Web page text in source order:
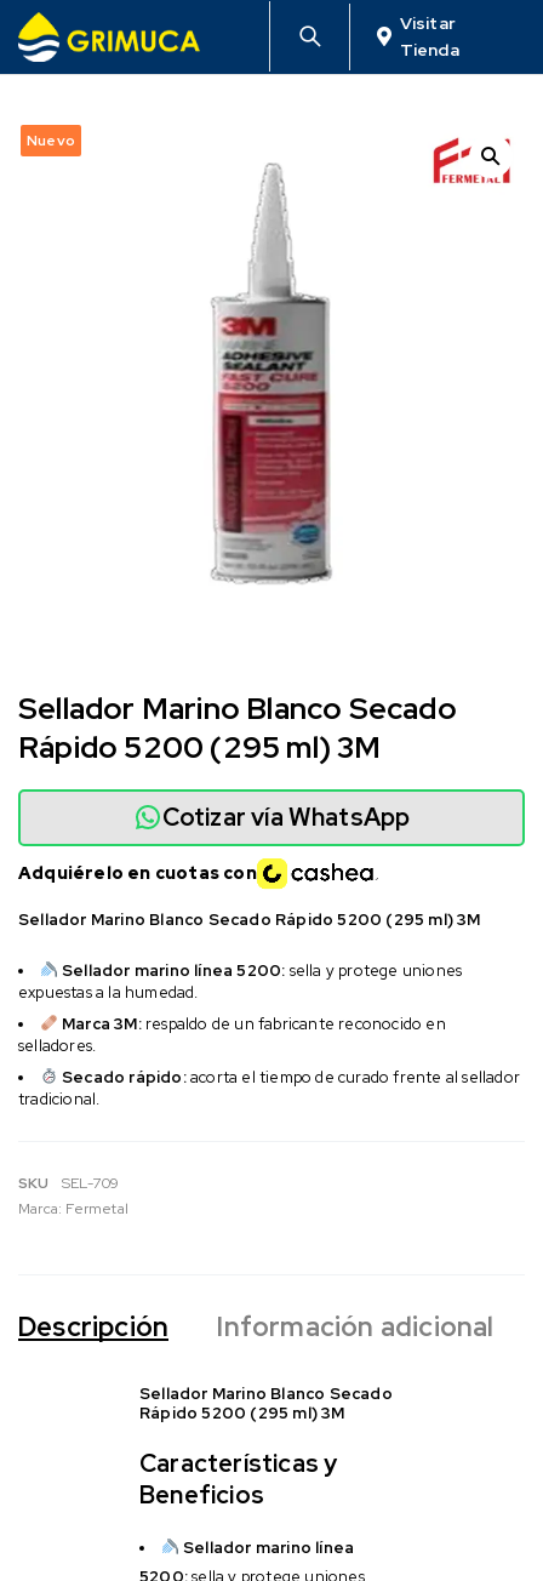
Visitar
Tienda
Nuevo
Sellador Marino Blanco Secado
Rápido 5200 (295 ml) 3M
Sellador Marino Blanco Secado Rápido 5200 (295 ml) 3M
Sellador marino línea 5200: sella y protege uniones
expuestas a la humedad.
Marca 3M:respaldo de un fabricante reconocido en
selladores.
Secado rápido:acorta el tiempo de curado frente al sellador
tradicional.
Cotizar vía WhatsApp
Adquiérelo en cuotas con
SKU
SEL-709
Marca: Fermetal
Descripción Información adicional
Sellador Marino Blanco Secado
Rápido 5200 (295 ml) 3M
Características y
Beneficios
Sellador marino línea
5200:sella y protege uniones